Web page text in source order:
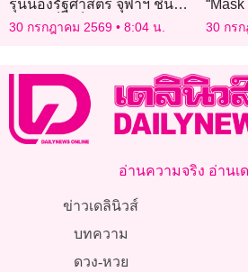
รุ่นน้องรัฐศาสตร์ จุฬาฯ ชื่นชม
สู้ชีวิต เป็นเด็กทุนที่เก่งมากๆ
30 กรกฎาคม 2569 8:04 น.
เสิร์ฟ
สายตา
30 กร
อ่านความจริง อ่านเ
ข่าวเดลินิวส์
บทความ
ดวง-หวย